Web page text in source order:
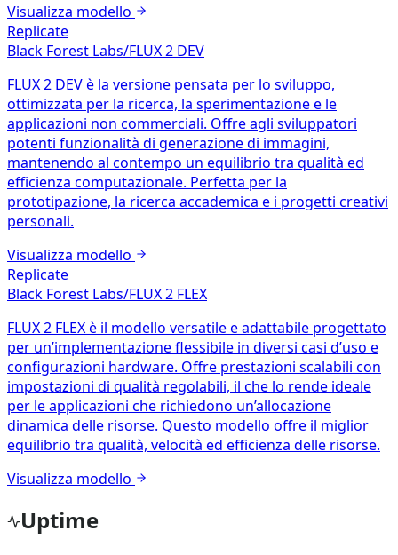
Visualizza modello
Replicate
Black Forest Labs/FLUX 2 DEV
FLUX 2 DEV è la versione pensata per lo sviluppo,
ottimizzata per la ricerca, la sperimentazione e le
applicazioni non commerciali. Offre agli sviluppatori
potenti funzionalità di generazione di immagini,
mantenendo al contempo un equilibrio tra qualità ed
efficienza computazionale. Perfetta per la
prototipazione, la ricerca accademica e i progetti creativi
personali.
Visualizza modello
Replicate
Black Forest Labs/FLUX 2 FLEX
FLUX 2 FLEX è il modello versatile e adattabile progettato
per un’implementazione flessibile in diversi casi d’uso e
configurazioni hardware. Offre prestazioni scalabili con
impostazioni di qualità regolabili, il che lo rende ideale
per le applicazioni che richiedono un’allocazione
dinamica delle risorse. Questo modello offre il miglior
equilibrio tra qualità, velocità ed efficienza delle risorse.
Visualizza modello
Uptime